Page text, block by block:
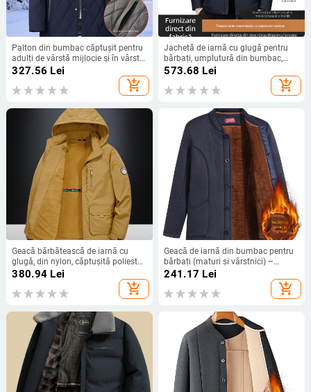
Palton din bumbac căptușit pentru
adulți de vârstă mijlocie și în vârstă
– stil cardigan, croială lejeră,
nasturi pe un rând, guler rever,
căptușeală poliester, buzunare cu
327.56 Lei
add_shopping_cart
Jachetă de iarnă cu glugă pentru
bărbați, umplutură din bumbac,
exterior 100% poliester, căptușeală
90% poliester, închidere cu fermoar,
pentru bărbați de vârstă mijlocie
573.68 Lei
add_shopping_cart
Geacă bărbătească de iarnă cu
glugă, din nylon, căptușită poliester,
fermoar frontal, croială lejeră,
380.94 Lei
add_shopping_cart
Geacă de iarnă din bumbac pentru
bărbați (maturi și vârstnici) –
căptușită cu fleece, groasă, croială
lejeră, cu nasturi, fără glugă, 90%
poliester
241.17 Lei
add_shopping_cart